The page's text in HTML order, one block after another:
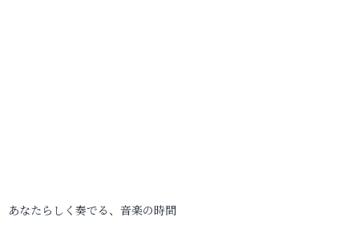
あなたらしく奏でる、音楽の時間